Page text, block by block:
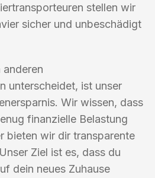
stellen wir
sicher und unbeschädigt
unterscheidet, ist unser
Wir wissen, dass
finanzielle Belastung
bieten wir dir transparente
Ziel ist es, dass du
dein neues Zuhause